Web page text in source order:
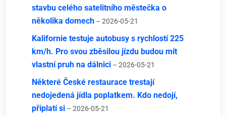
stavbu celého satelitního městečka o
několika domech – 2026-05-21
Kalifornie testuje autobusy s rychlostí 225
km/h. Pro svou zběsilou jízdu budou mít
vlastní pruh na dálnici – 2026-05-21
Některé České restaurace trestají
nedojedená jídla poplatkem. Kdo nedojí,
připlatí si – 2026-05-21